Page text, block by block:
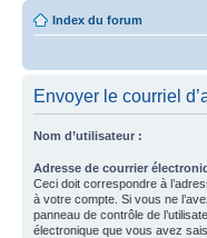
Index du forum
Envoyer le courriel
Nom d’utilisateur :
Adresse de courrier
Ceci doit correspondre à
à votre compte. Si vous ne
panneau de contrôle de
électronique que vous avez